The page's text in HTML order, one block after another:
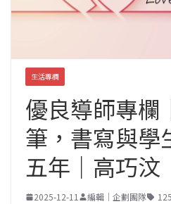
生活專欄
優良導師專欄
筆，書寫與學
五年｜高巧汶
2025-12-11 編輯｜企劃團隊